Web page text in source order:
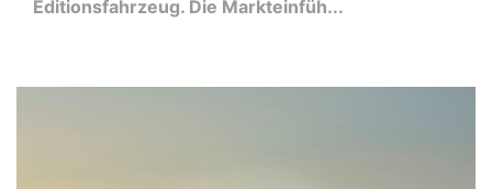
Editionsfahrzeug. Die Markteinfüh...